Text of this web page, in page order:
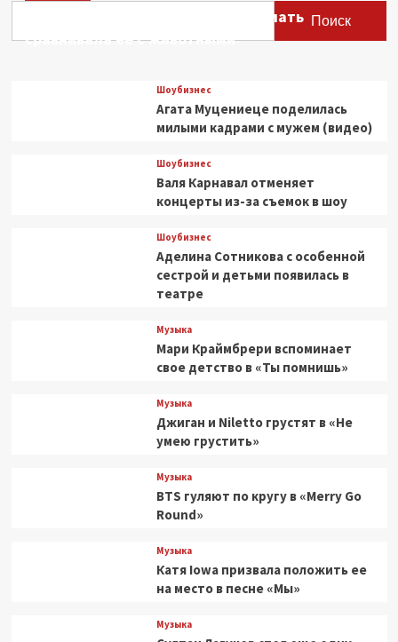
Поиск
Этери Тутберидзе заявила, что мать
сравнивала ее с животными
Шоубизнес
Агата Муцениеце поделилась
милыми кадрами с мужем (видео)
Шоубизнес
Валя Карнавал отменяет
концерты из-за съемок в шоу
Шоубизнес
Аделина Сотникова с особенной
сестрой и детьми появилась в
театре
Музыка
Мари Краймбрери вспоминает
свое детство в «Ты помнишь»
Музыка
Джиган и Niletto грустят в «Не
умею грустить»
Музыка
BTS гуляют по кругу в «Merry Go
Round»
Музыка
Катя Iowa призвала положить ее
на место в песне «Мы»
Музыка